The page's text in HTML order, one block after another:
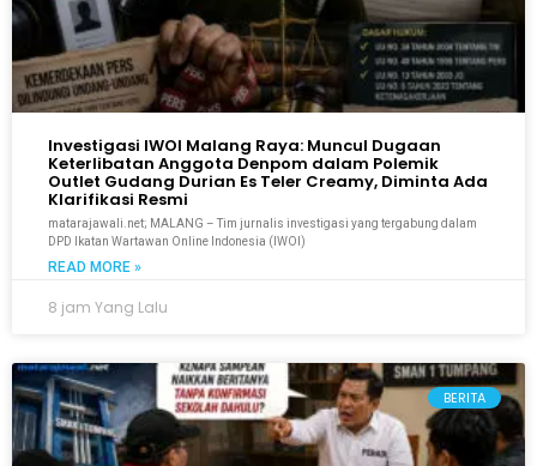
Investigasi IWOI Malang Raya: Muncul Dugaan
Keterlibatan Anggota Denpom dalam Polemik
Outlet Gudang Durian Es Teler Creamy, Diminta Ada
Klarifikasi Resmi
matarajawali.net; MALANG – Tim jurnalis investigasi yang tergabung dalam
DPD Ikatan Wartawan Online Indonesia (IWOI)
READ MORE »
8 jam Yang Lalu
BERITA